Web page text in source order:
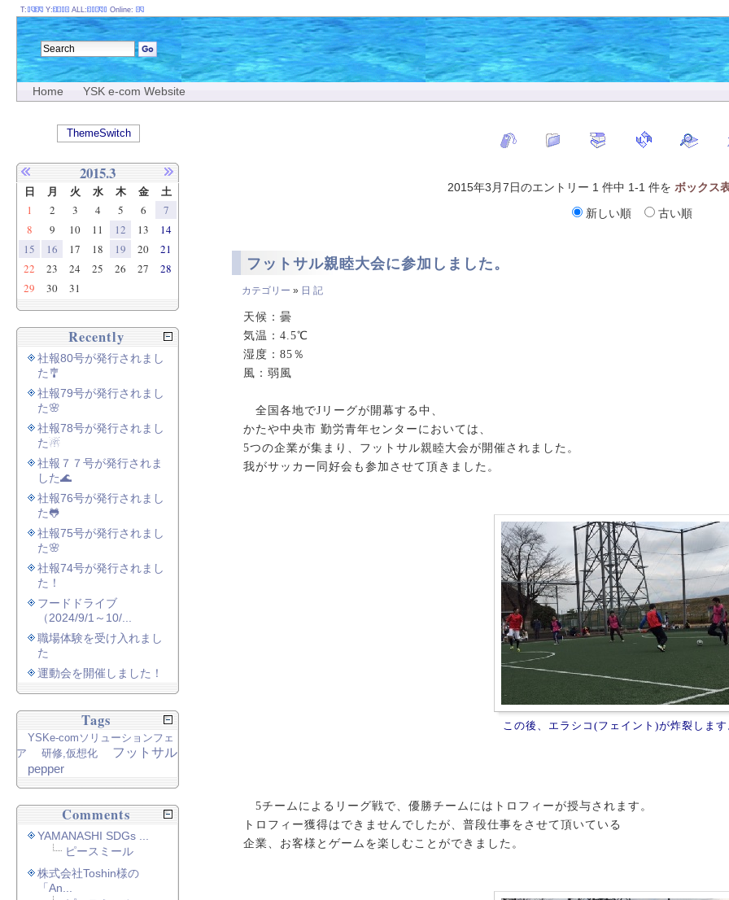
Home YSK e-com Website
2015年3月7日のエントリー 1 件中 1-1 件を ボックス
新しい順
古い順
フットサル親睦大会に参加しました。
カテゴリー » 日 記
天候：曇
気温：4.5℃
湿度：85％
風：弱風
全国各地でJリーグが開幕する中、
かたや中央市 勤労青年センターにおいては、
5つの企業が集まり、フットサル親睦大会が開催されました。
我がサッカー同好会も参加させて頂きました。
この後、エラシコ(フェイント)が炸裂します
5チームによるリーグ戦で、優勝チームにはトロフィーが授与されます。
トロフィー獲得はできませんでしたが、普段仕事をさせて頂いている
企業、お客様とゲームを楽しむことができました。
T: Y: ALL: Online:
ThemeSwitch
2015.3
日 月 火 水 木 金 土
1 2 3 4 5 6
7
8
9 10 11 12 13
14
15
16 17 18 19 20
21
22
23 24 25 26 27
28
29
30 31
Recently
社報80号が発行されまし
た🎐
社報79号が発行されまし
た🌸
社報78号が発行されまし
た☃
社報７７号が発行されま
した🌊
社報76号が発行されまし
た🐸
社報75号が発行されまし
た🌸
社報74号が発行されまし
た！
フードドライブ
（2024/9/1～10/...
職場体験を受け入れまし
た
運動会を開催しました！
Tags
YSKe-comソリューションフェ
ア
研修,仮想化
フットサル
pepper
Comments
YAMANASHI SDGs ...
ピースミール
株式会社Toshin様の
「An...